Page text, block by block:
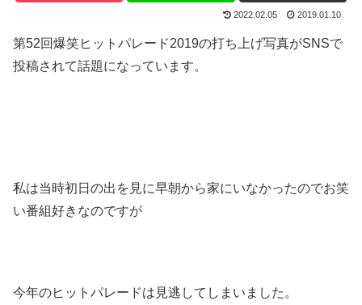
2022.02.05 2019.01.10
第52回爆笑ヒットパレード2019の打ち上げ写真がSNSで
投稿されて話題になっています。
私は当時初日の出を見に早朝から家にいなかったのでお笑
い番組好きなのですが
今年のヒットパレードは見逃してしまいました。